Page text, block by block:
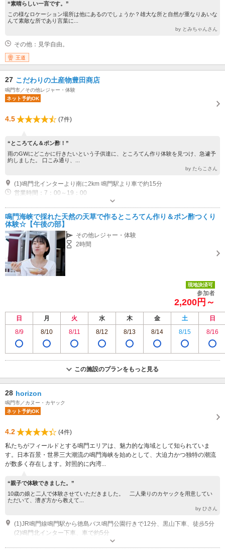
“素晴らしい一言です。”
この様なロケーション場所は他にあるのでしょうか？雄大な所と自然が重なりあいな
んて素敵な所であり言葉に...
by とみちゃんさん
その他：見学自由。
王道
27 こだわりの土産物豊田商店
鳴門市／その他レジャー・体験
ネット予約OK
4.5 (7件)
“ところてん＆ポン酢！”
雨のGWにどこかに行きたいという子供達に、ところてん作り体験を見つけ、急遽予
約しました。 口こみ通り、...
by たらこさん
(1)鳴門北インターより南に2km 鳴門駅より車で約15分
営業時間：7：00～19：00
鳴門海峡で採れた天然の天草で作るところてん作り＆ポン酢つくり
体験☆【午後の部】
その他レジャー・体験
2時間
現地決済可
参加者
2,200円～
日 月 火 水 木 金 土
日
8/9
8/10 8/11 8/12 8/13 8/14 8/15 8/16
この施設のプランをもっと見る
28 horizon
鳴門市／カヌー・カヤック
ネット予約OK
4.2
(4件)
私たちがフィールドとする鳴門エリアは、魅力的な海域として知られていま
す。日本百景・世界三大潮流の鳴門海峡を始めとして、大迫力かつ独特の潮流
が数多く存在します。対照的に内湾...
“親子で体験できました。”
10歳の娘と二人で体験させていただきました。 二人乗りのカヤックを用意してい
ただいて、漕ぎ方から教えて...
by ひさん
(1)JR鳴門線鳴門駅から徳島バス鳴門公園行きで12分、黒山下車、徒歩5分
(2)鳴門北インター下車、車で約5分
営業時間：9:00～19:00 定休日：不定休